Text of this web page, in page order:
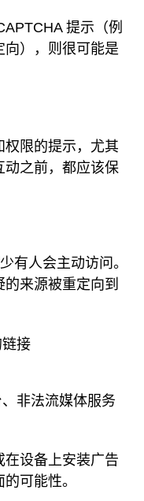
提示（例
），则很可能是
权限的提示，尤其
动之前，都应该保
有人会主动访问。
来源被重定向到
接
非法流媒体服务
在设备上安装广告
可能性。